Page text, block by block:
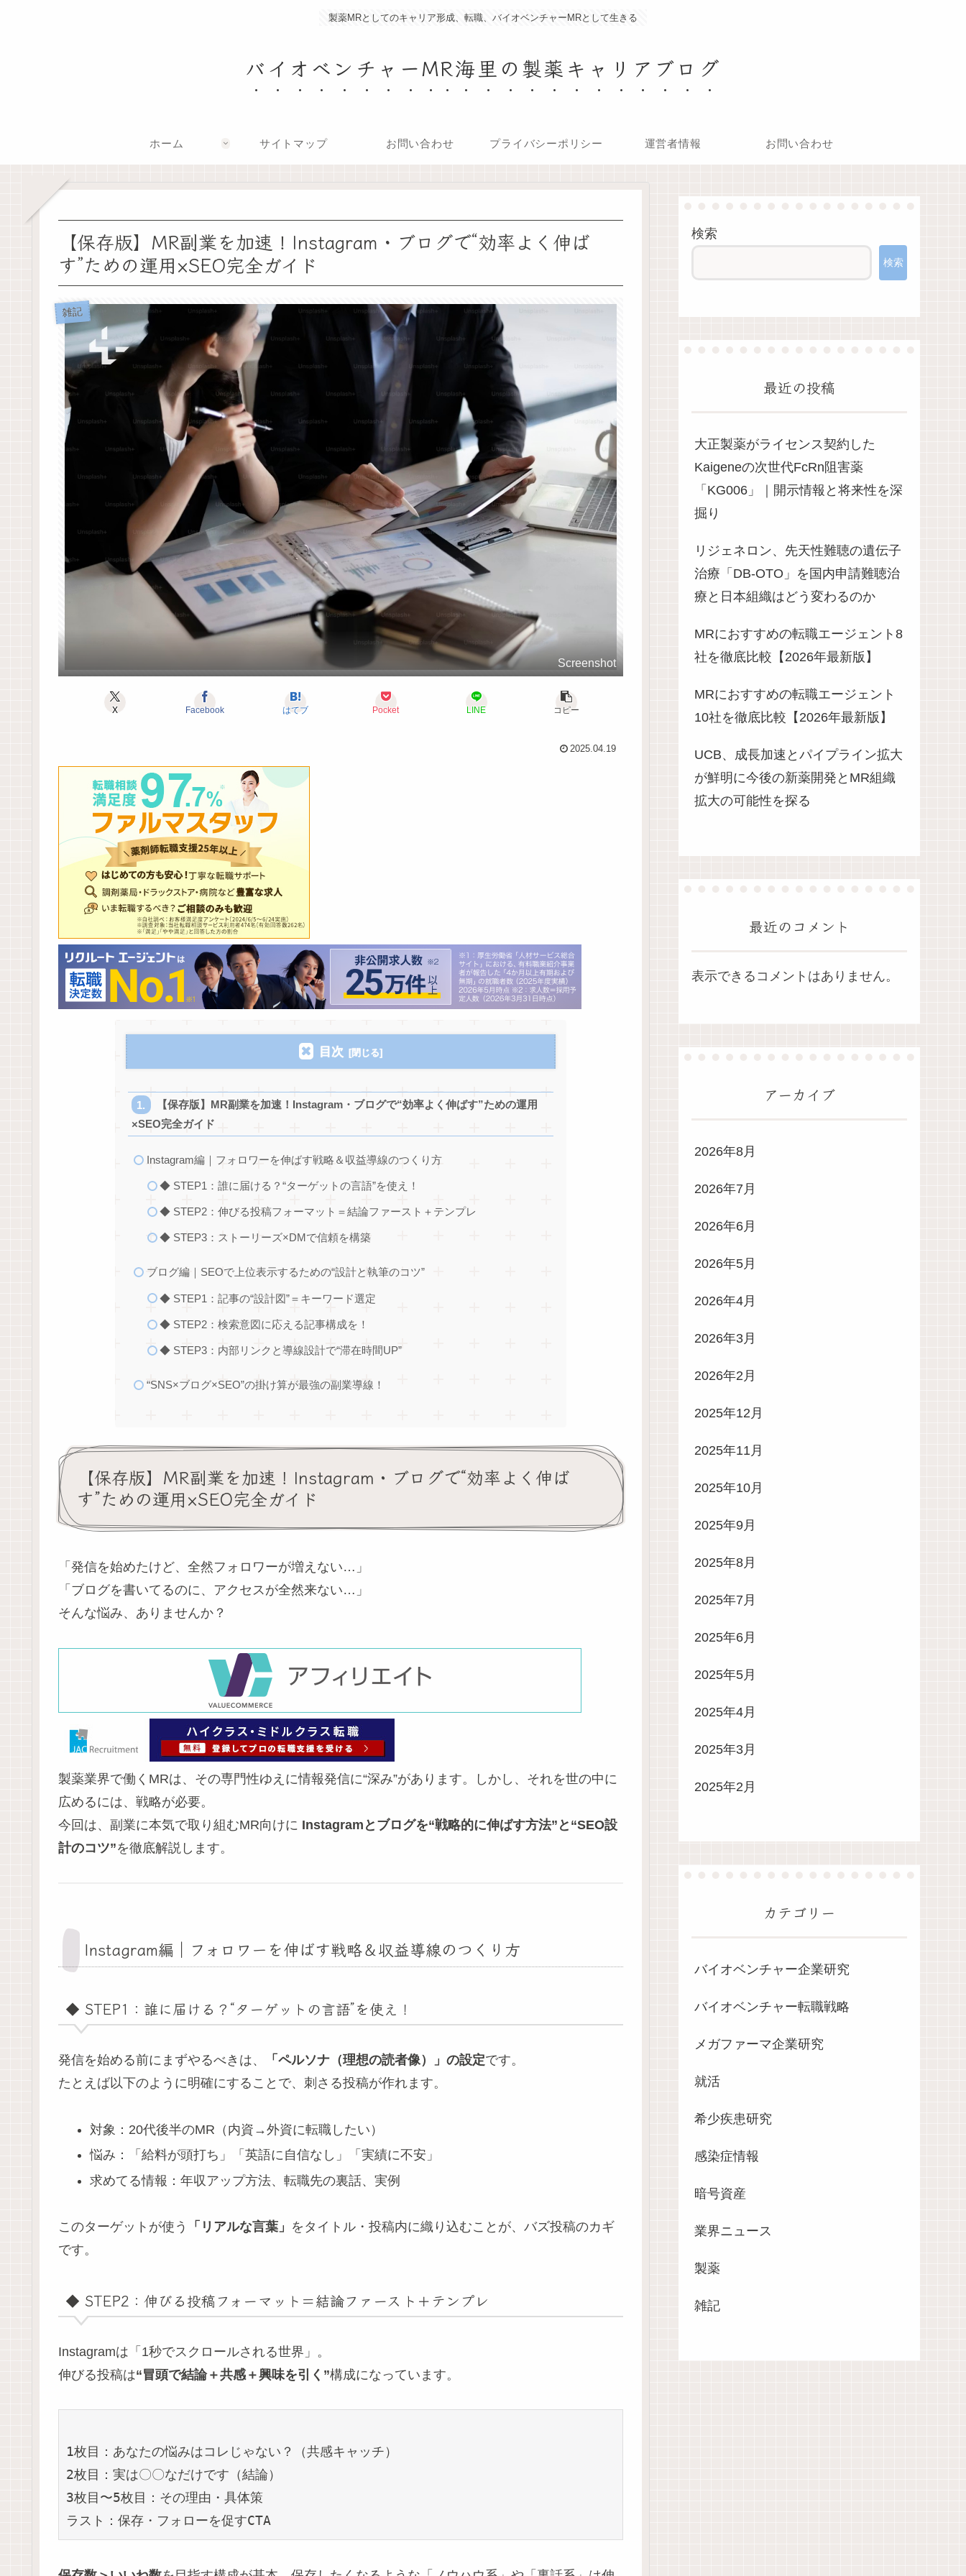
製薬MRとしてのキャリア形成、転職、バイオベンチャーMRとして生きる
バイオベンチャーMR海里の製薬キャリアブログ
ホーム サイトマップ お問い合わせ プライバシーポリシー 運営者情報 お問い合わせ
【保存版】MR副業を加速！Instagram・ブログで“効率よく伸ば
す”ための運用×SEO完全ガイド
雑記
Screenshot
X Facebook はてブ Pocket LINE コピー
2025.04.19
目次
【保存版】MR副業を加速！Instagram・ブログで“効率よく伸ばす”ための運用
×SEO完全ガイド
Instagram編｜フォロワーを伸ばす戦略＆収益導線のつくり方
◆ STEP1：誰に届ける？“ターゲットの言語”を使え！
◆ STEP2：伸びる投稿フォーマット＝結論ファースト＋テンプレ
◆ STEP3：ストーリーズ×DMで信頼を構築
ブログ編｜SEOで上位表示するための“設計と執筆のコツ”
◆ STEP1：記事の“設計図”＝キーワード選定
◆ STEP2：検索意図に応える記事構成を！
◆ STEP3：内部リンクと導線設計で“滞在時間UP”
“SNS×ブログ×SEO”の掛け算が最強の副業導線！
【保存版】MR副業を加速！Instagram・ブログで“効率よく伸ば
す”ための運用×SEO完全ガイド
「発信を始めたけど、全然フォロワーが増えない…」
「ブログを書いてるのに、アクセスが全然来ない…」
そんな悩み、ありませんか？
製薬業界で働くMRは、その専門性ゆえに情報発信に“深み”があります。しかし、それを世の中に
広めるには、戦略が必要。
今回は、副業に本気で取り組むMR向けに Instagramとブログを“戦略的に伸ばす方法”と“SEO設
計のコツ”を徹底解説します。
Instagram編｜フォロワーを伸ばす戦略＆収益導線のつくり方
◆ STEP1：誰に届ける？“ターゲットの言語”を使え！
発信を始める前にまずやるべきは、 「ペルソナ（理想の読者像）」の設定です。
たとえば以下のように明確にすることで、刺さる投稿が作れます。
対象：20代後半のMR（内資→外資に転職したい）
悩み：「給料が頭打ち」「英語に自信なし」「実績に不安」
求めてる情報：年収アップ方法、転職先の裏話、実例
このターゲットが使う 「リアルな言葉」 をタイトル・投稿内に織り込むことが、バズ投稿のカギ
です。
◆ STEP2：伸びる投稿フォーマット＝結論ファースト＋テンプレ
Instagramは「1秒でスクロールされる世界」。
伸びる投稿は“冒頭で結論＋共感＋興味を引く”構成になっています。
1枚目：あなたの悩みはコレじゃない？（共感キャッチ）
2枚目：実は〇〇なだけです（結論）
3枚目〜5枚目：その理由・具体策
検索
検索
最近の投稿
大正製薬がライセンス契約した
Kaigeneの次世代FcRn阻害薬
「KG006」｜開示情報と将来性を深
掘り
リジェネロン、先天性難聴の遺伝子
治療「DB-OTO」を国内申請難聴治
療と日本組織はどう変わるのか
MRにおすすめの転職エージェント8
社を徹底比較【2026年最新版】
MRにおすすめの転職エージェント
10社を徹底比較【2026年最新版】
UCB、成長加速とパイプライン拡大
が鮮明に今後の新薬開発とMR組織
拡大の可能性を探る
最近のコメント
表示できるコメントはありません。
アーカイブ
2026年8月
2026年7月
2026年6月
2026年5月
2026年4月
2026年3月
2026年2月
2025年12月
2025年11月
2025年10月
2025年9月
2025年8月
2025年7月
2025年6月
2025年5月
2025年4月
2025年3月
2025年2月
カテゴリー
バイオベンチャー企業研究
バイオベンチャー転職戦略
メガファーマ企業研究
就活
希少疾患研究
感染症情報
暗号資産
業界ニュース
製薬
雑記